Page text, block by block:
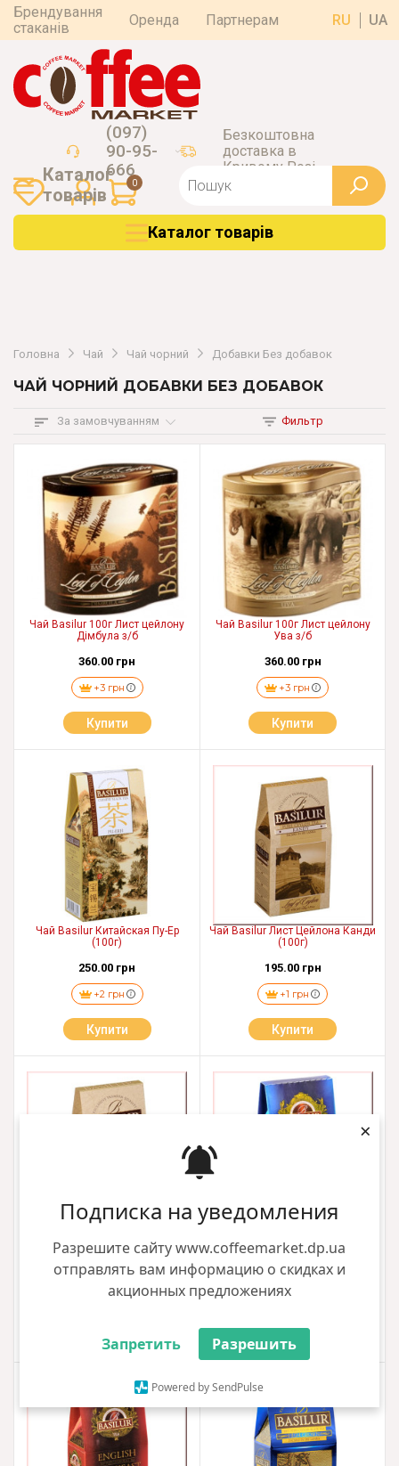
Подписка на уведомления
Разрешите сайту www.coffeemarket.dp.ua
отправлять вам информацию о скидках и
акционных предложениях
Запретить Разрешить
Powered by SendPulse
×
Брендування
стаканів
Оренда Партнерам RU UA
(097)
90-95-
666
Безкоштовна
доставка в
Кривому Розі
0
Каталог
товарiв
Каталог товарiв
Головна Чай Чай чорний Добавки Без добавок
ЧАЙ ЧОРНИЙ ДОБАВКИ БЕЗ ДОБАВОК
За замовчуванням Фильтр
Чай Basilur 100г Лист цейлону
Дімбула з/б
360.00 грн
+3 грн
Купити
Чай Basilur 100г Лист цейлону
Ува з/б
360.00 грн
+3 грн
Купити
Чай Basilur Китайская Пу-Ер
(100г)
250.00 грн
+2 грн
Купити
Чай Basilur Лист Цейлона Канди
(100г)
195.00 грн
+1 грн
Купити
Нувара Элия (100г)
195.00 грн
Купити
Англ. полдник (100г)
215.00 грн